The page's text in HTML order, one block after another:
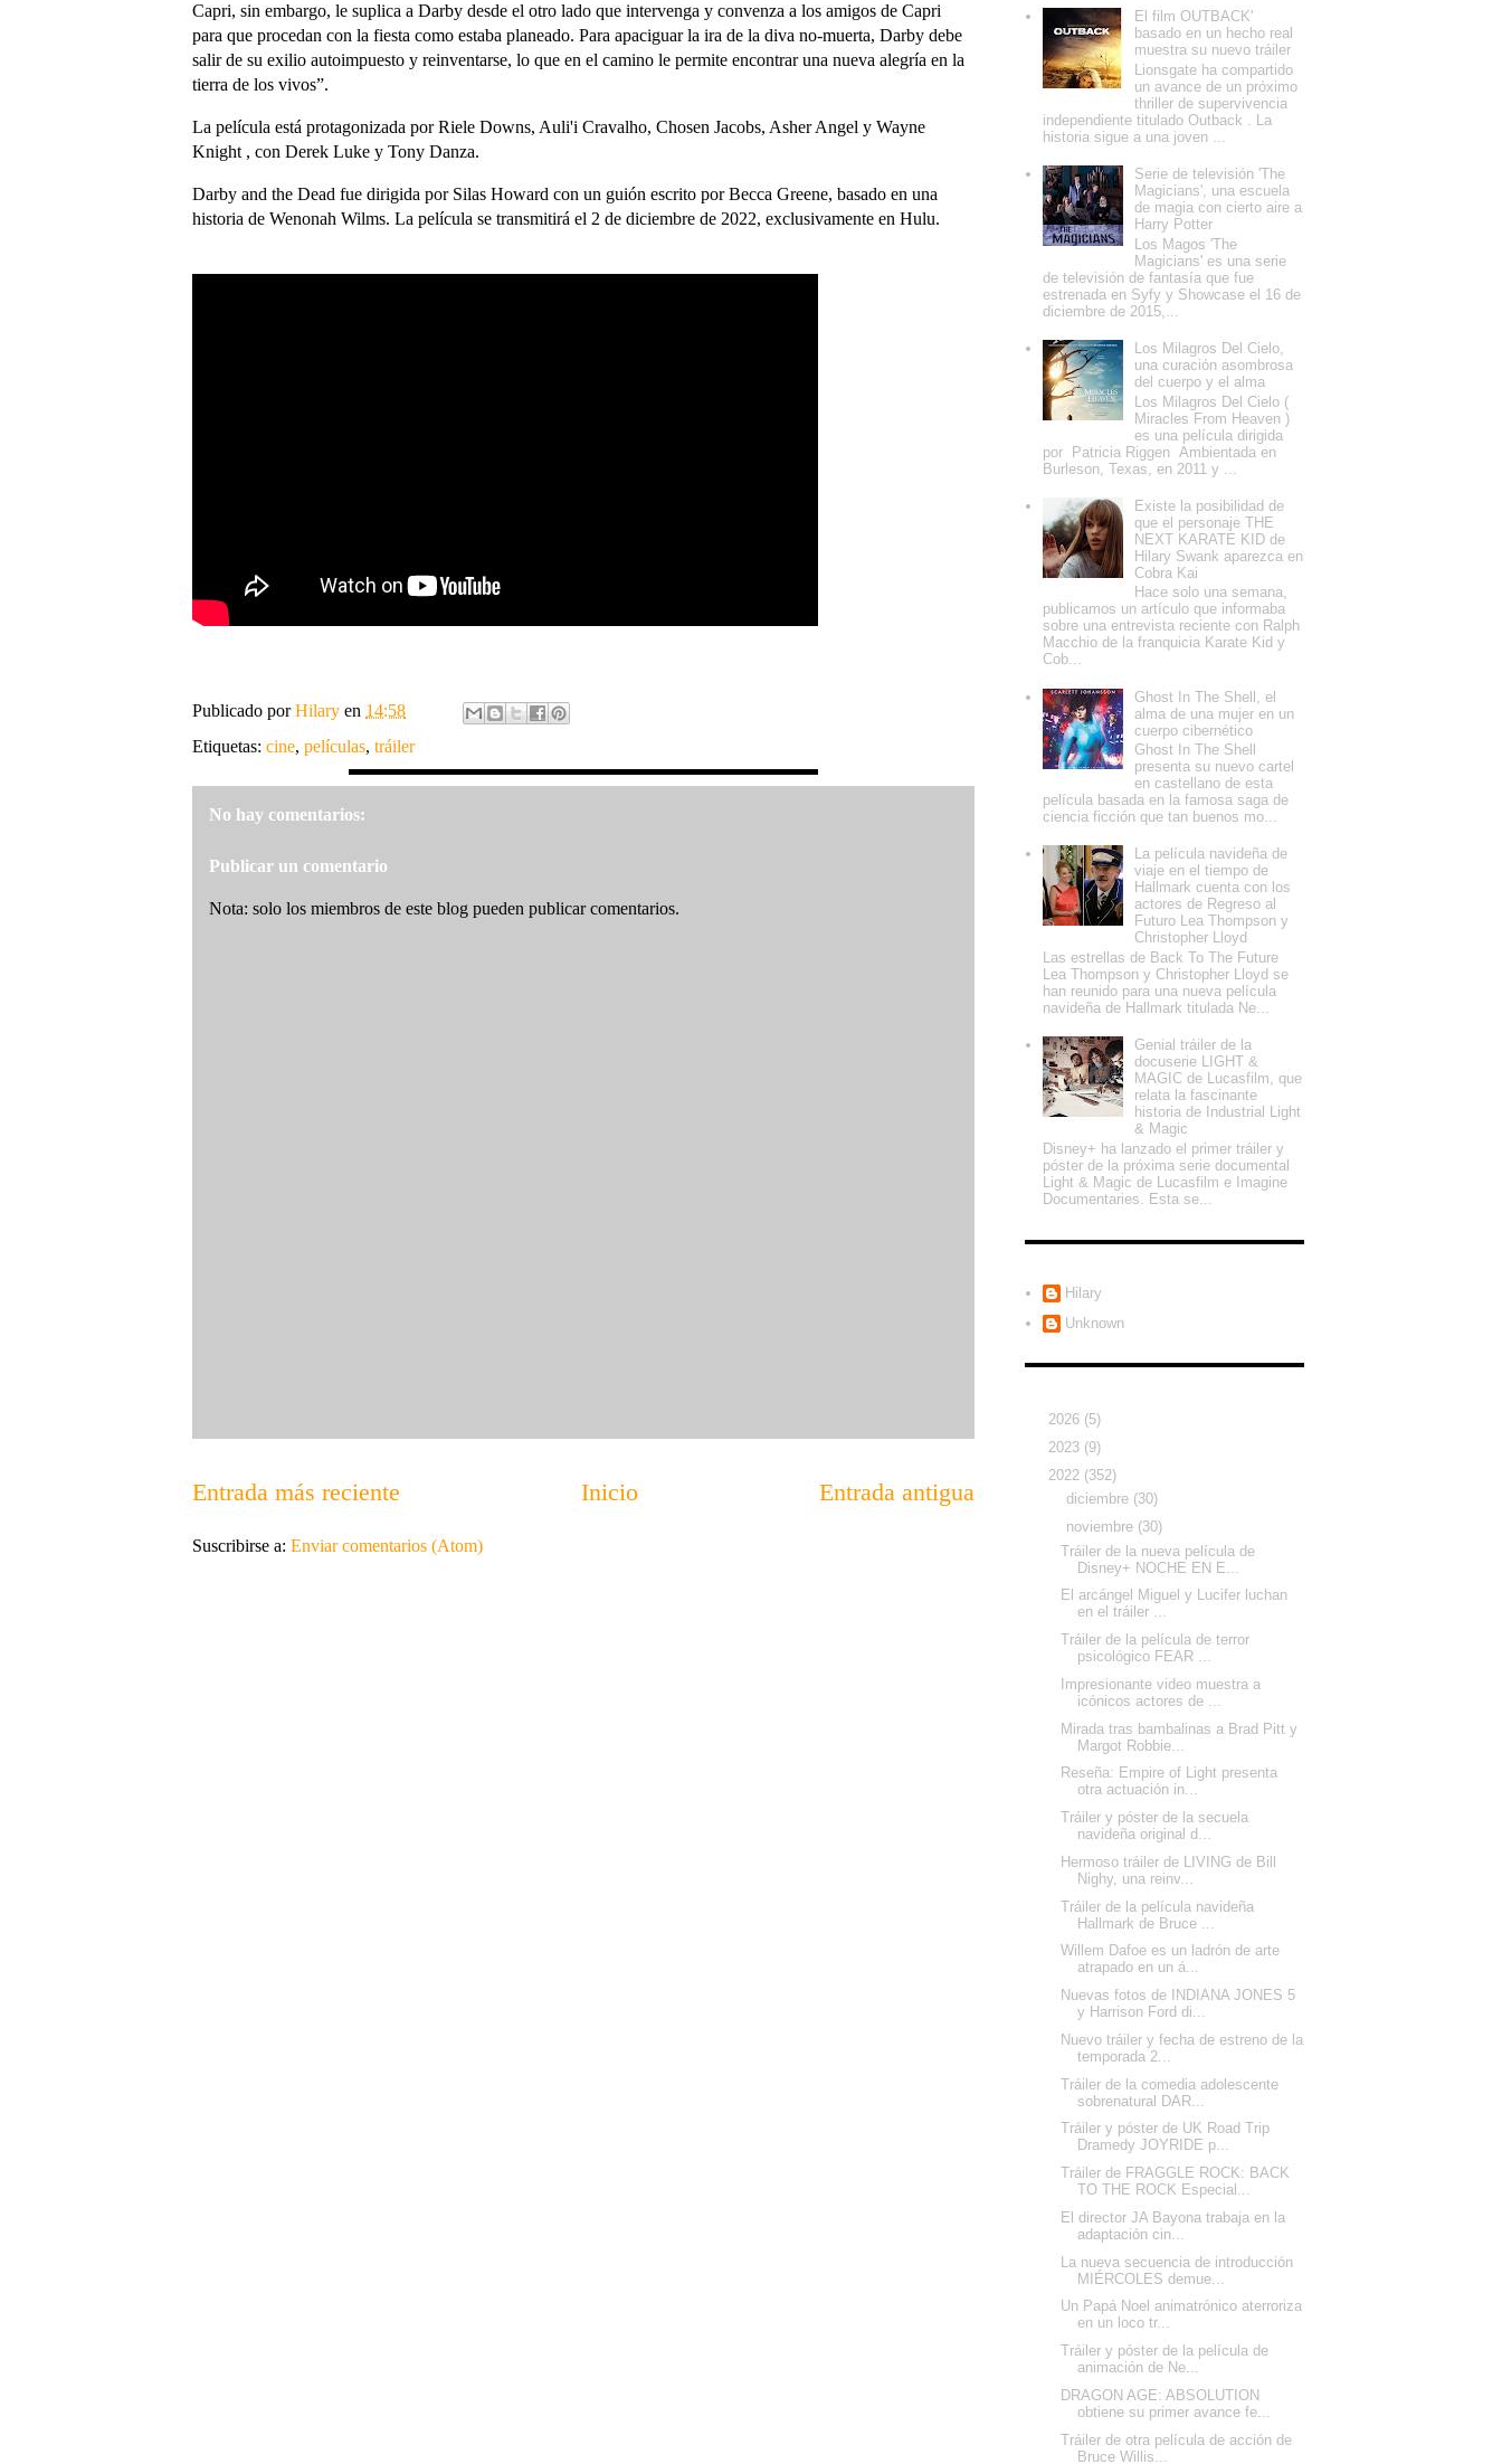
Capri, sin embargo, le suplica a Darby desde el otro lado que intervenga y convenza a los amigos de Capri
para que procedan con la fiesta como estaba planeado. Para apaciguar la ira de la diva no-muerta, Darby debe
salir de su exilio autoimpuesto y reinventarse, lo que en el camino le permite encontrar una nueva alegría en la
tierra de los vivos”.
La película está protagonizada por Riele Downs, Auli'i Cravalho, Chosen Jacobs, Asher Angel y Wayne
Knight , con Derek Luke y Tony Danza.
Darby and the Dead fue dirigida por Silas Howard con un guión escrito por Becca Greene, basado en una
historia de Wenonah Wilms. La película se transmitirá el 2 de diciembre de 2022, exclusivamente en Hulu.
Publicado porHilary en 14:58
Etiquetas: cine, películas, tráiler
No hay comentarios:
Publicar un comentario
Nota: solo los miembros de este blog pueden publicar comentarios.
Entrada más reciente Entrada antigua
Inicio
Suscribirse a: Enviar comentarios (Atom)
El film OUTBACK'
basado en un hecho real
muestra su nuevo tráiler
Lionsgate ha compartido
un avance de un próximo
thriller de supervivencia
independiente titulado Outback . La
historia sigue a una joven ...
Serie de televisión 'The
Magicians', una escuela
de magia con cierto aire a
Harry Potter
Los Magos 'The
Magicians' es una serie
de televisión de fantasía que fue
estrenada en Syfy y Showcase el 16 de
diciembre de 2015,...
Los Milagros Del Cielo,
una curación asombrosa
del cuerpo y el alma
Los Milagros Del Cielo (
Miracles From Heaven )
es una película dirigida
por Patricia Riggen Ambientada en
Burleson, Texas, en 2011 y ...
Existe la posibilidad de
que el personaje THE
NEXT KARATE KID de
Hilary Swank aparezca en
Cobra Kai
Hace solo una semana,
publicamos un artículo que informaba
sobre una entrevista reciente con Ralph
Macchio de la franquicia Karate Kid y
Cob...
Ghost In The Shell, el
alma de una mujer en un
cuerpo cibernético
Ghost In The Shell
presenta su nuevo cartel
en castellano de esta
película basada en la famosa saga de
ciencia ficción que tan buenos mo...
La película navideña de
viaje en el tiempo de
Hallmark cuenta con los
actores de Regreso al
Futuro Lea Thompson y
Christopher Lloyd
Las estrellas de Back To The Future
Lea Thompson y Christopher Lloyd se
han reunido para una nueva película
navideña de Hallmark titulada Ne...
Genial tráiler de la
docuserie LIGHT &
MAGIC de Lucasfilm, que
relata la fascinante
historia de Industrial Light
& Magic
Disney+ ha lanzado el primer tráiler y
póster de la próxima serie documental
Light & Magic de Lucasfilm e Imagine
Documentaries. Esta se...
Hilary
Unknown
2026 (5)
2023 (9)
2022 (352)
diciembre (30)
noviembre (30)
Tráiler de la nueva película de
Disney+ NOCHE EN E...
El arcángel Miguel y Lucifer luchan
en el tráiler ...
Tráiler de la película de terror
psicológico FEAR ...
Impresionante video muestra a
icónicos actores de ...
Mirada tras bambalinas a Brad Pitt y
Margot Robbie...
Reseña: Empire of Light presenta
otra actuación in...
Tráiler y póster de la secuela
navideña original d...
Hermoso tráiler de LIVING de Bill
Nighy, una reinv...
Tráiler de la película navideña
Hallmark de Bruce ...
Willem Dafoe es un ladrón de arte
atrapado en un á...
Nuevas fotos de INDIANA JONES 5
y Harrison Ford di...
Nuevo tráiler y fecha de estreno de la
temporada 2...
Tráiler de la comedia adolescente
sobrenatural DAR...
Tráiler y póster de UK Road Trip
Dramedy JOYRIDE p...
Tráiler de FRAGGLE ROCK: BACK
TO THE ROCK Especial...
El director JA Bayona trabaja en la
adaptación cin...
La nueva secuencia de introducción
MIÉRCOLES demue...
Un Papá Noel animatrónico aterroriza
en un loco tr...
Tráiler y póster de la película de
animación de Ne...
DRAGON AGE: ABSOLUTION
obtiene su primer avance fe...
Tráiler de otra película de acción de
Bruce Willis...